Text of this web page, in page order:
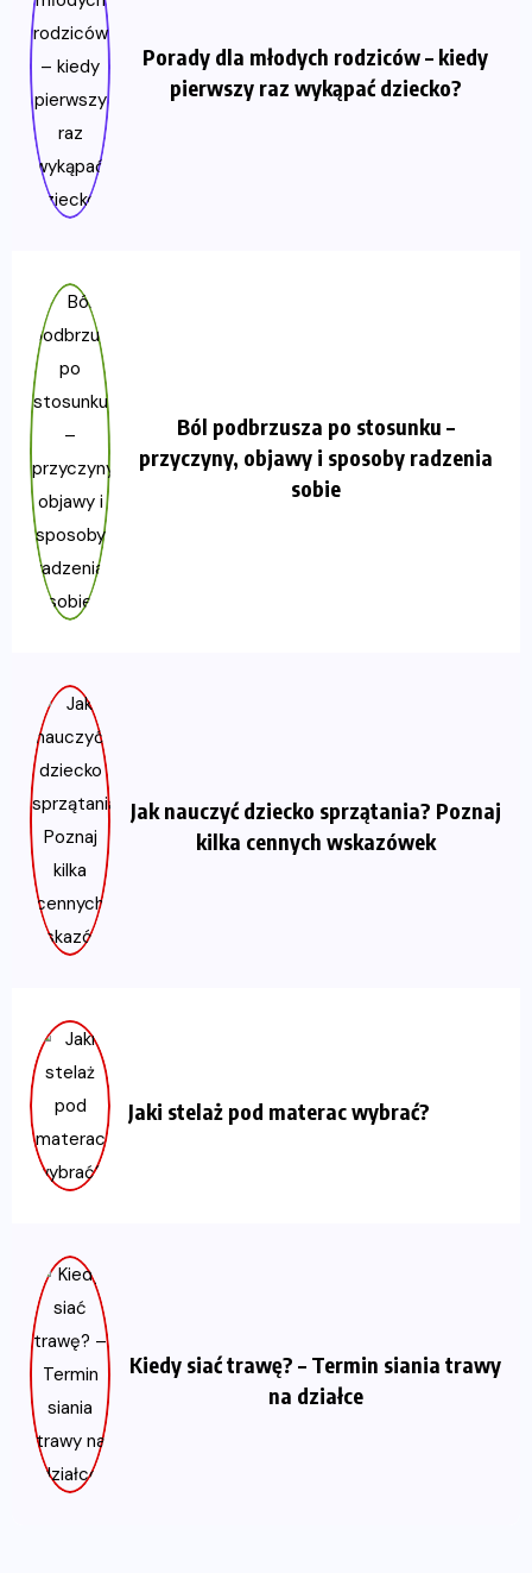
Porady dla młodych rodziców – kiedy
pierwszy raz wykąpać dziecko?
Ból podbrzusza po stosunku –
przyczyny, objawy i sposoby radzenia
sobie
Jak nauczyć dziecko sprzątania? Poznaj
kilka cennych wskazówek
Jaki stelaż pod materac wybrać?
Kiedy siać trawę? – Termin siania trawy
na działce